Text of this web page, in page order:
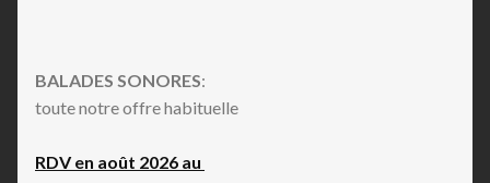
BALADES SONORES:
toute notre offre habituelle
RDV en août 2026 au